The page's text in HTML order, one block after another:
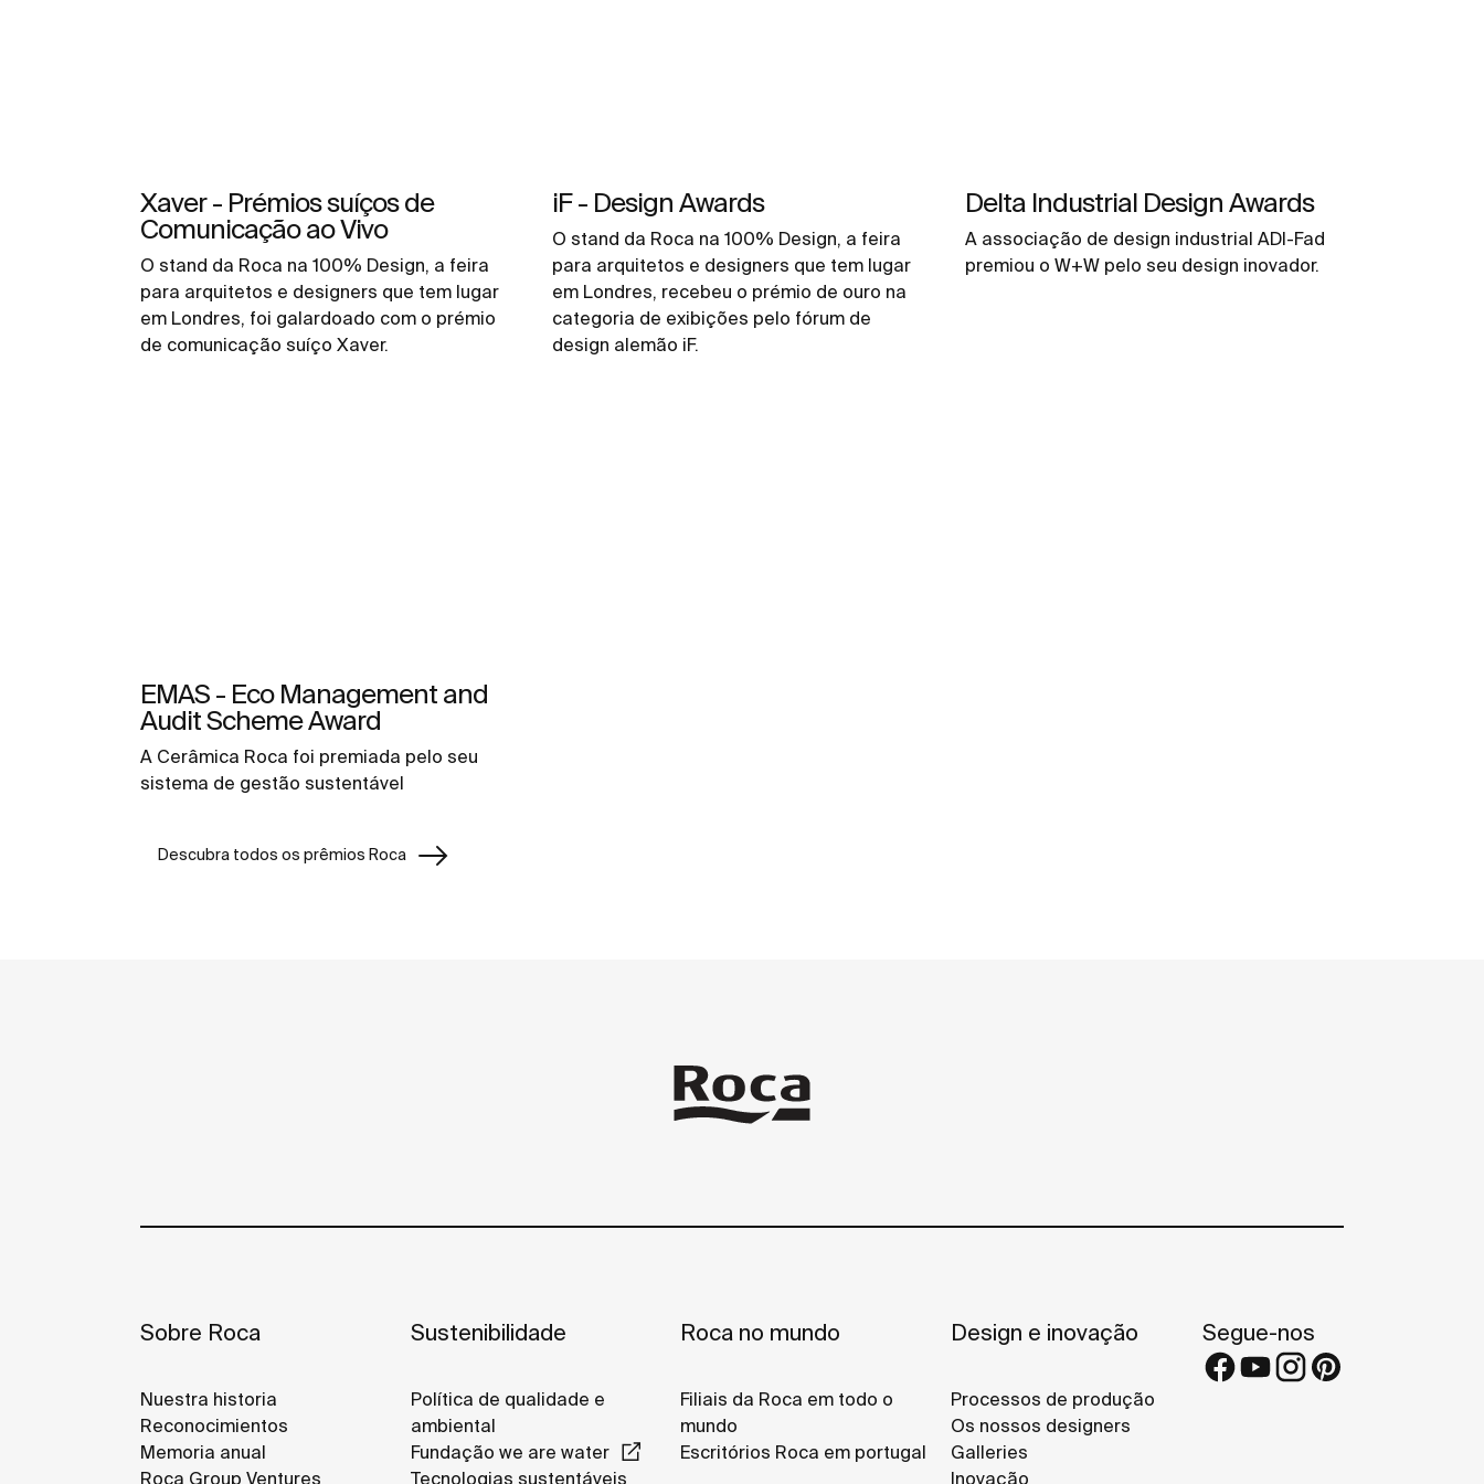
Xaver - Prémios suíços de
Comunicação ao Vivo
O stand da Roca na 100% Design, a feira
para arquitetos e designers que tem lugar
em Londres, foi galardoado com o prémio
de comunicação suíço Xaver.
iF - Design Awards
O stand da Roca na 100% Design, a feira
para arquitetos e designers que tem lugar
em Londres, recebeu o prémio de ouro na
categoria de exibições pelo fórum de
design alemão iF.
Delta Industrial Design Awards
A associação de design industrial ADI-Fad
premiou o W+W pelo seu design inovador.
EMAS - Eco Management and
Audit Scheme Award
A Cerâmica Roca foi premiada pelo seu
sistema de gestão sustentável
Descubra todos os prêmios Roca
Sobre Roca
Nuestra historia
Reconocimientos
Memoria anual
Roca Group Ventures
Sustenibilidade
Política de qualidade e
ambiental
Fundação we are water
Tecnologias sustentáveis
Roca no mundo
Filiais da Roca em todo o
mundo
Escritórios Roca em portugal
Design e inovação
Processos de produção
Os nossos designers
Galleries
Inovação
Segue-nos